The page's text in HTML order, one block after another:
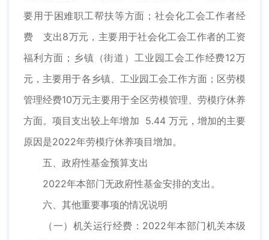
要用于困难职工帮扶等方面；社会化工会工作者经
费 支出8万元，主要用于社会化工会工作者的工资
福利方面；乡镇（街道）工业园工会工作经费12万
元，主要用于各乡镇、工业园工会工作方面；区劳模
管理经费10万元主要用于全区劳模管理、劳模疗休养
方面。项目支出较上年增加 5.44 万元，增加的主要
原因是2022年劳模疗休养项目增加。
五、政府性基金预算支出
2022年本部门无政府性基金安排的支出。
六、其他重要事项的情况说明
（一）机关运行经费：2022年本部门机关本级